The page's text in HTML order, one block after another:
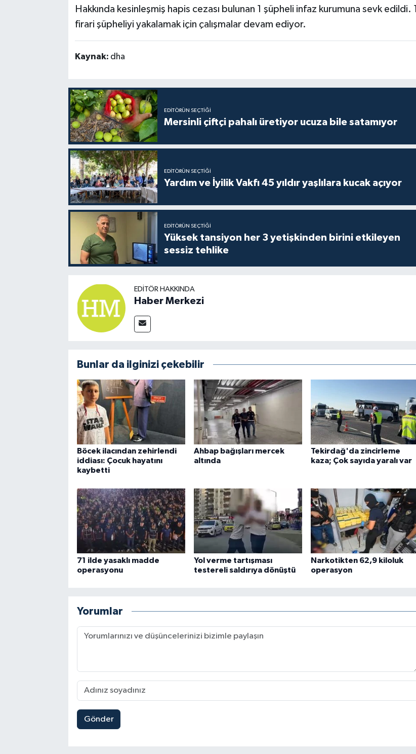
Hakkında kesinleşmiş hapis cezası bulunan 1 şüpheli infaz kurumuna sevk edildi. 1
firari şüpheliyi yakalamak için çalışmalar devam ediyor.
Kaynak: dha
EDITÖRÜN SEÇTIĞI
Mersinli çiftçi pahalı üretiyor ucuza bile satamıyor
EDITÖRÜN SEÇTIĞI
Yardım ve İyilik Vakfı 45 yıldır yaşlılara kucak açıyor
EDITÖRÜN SEÇTIĞI
Yüksek tansiyon her 3 yetişkinden birini etkileyen
sessiz tehlike
EDITÖR HAKKINDA
Haber Merkezi
Bunlar da ilginizi çekebilir
Böcek ilacından zehirlendi
iddiası: Çocuk hayatını
kaybetti
Ahbap bağışları mercek
altında
Tekirdağ'da zincirleme
kaza; Çok sayıda yaralı var
71 ilde yasaklı madde
operasyonu
Yol verme tartışması
testereli saldırıya dönüştü
Narkotikten 62,9 kiloluk
operasyon
Yorumlar
Gönder